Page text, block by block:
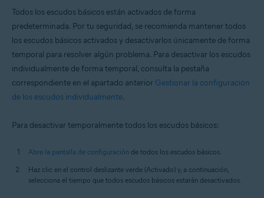
Todos los escudos básicos están activados de forma
predeterminada. Por tu seguridad, se recomienda mantener todos
los escudos básicos activados y desactivarlos únicamente de forma
temporal para resolver algún problema. Para desactivar los escudos
individualmente de forma temporal, consulta la pestaña
correspondiente en el apartado anterior Gestionar la configuración
de los escudos individualmente.
Para desactivar temporalmente todos los escudos básicos:
Abre la pantalla de configuración de todos los escudos básicos.
Haz clic en el control deslizante verde (Activado) y, a continuación,
selecciona el tiempo que todos escudos básicos estarán desactivados.